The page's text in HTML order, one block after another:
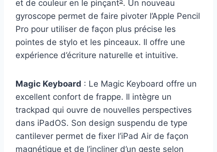
et de couleur en le pinçant . Un nouveau
gyroscope permet de faire pivoter l’Apple Pencil
Pro pour utiliser de façon plus précise les
pointes de stylo et les pinceaux. Il offre une
expérience d’écriture naturelle et intuitive.
Magic Keyboard : Le Magic Keyboard offre un
excellent confort de frappe. Il intègre un
trackpad qui ouvre de nouvelles perspectives
dans iPadOS. Son design suspendu de type
cantilever permet de fixer l’iPad Air de façon
magnétique et de l’incliner d’un geste selon